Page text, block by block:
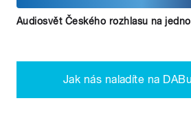
Audiosvět Českého rozhlasu na
Jak nás naladíte na DABu